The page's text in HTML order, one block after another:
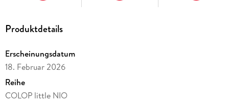
Produktdetails
Erscheinungsdatum
18. Februar 2026
Reihe
COLOP little NIO